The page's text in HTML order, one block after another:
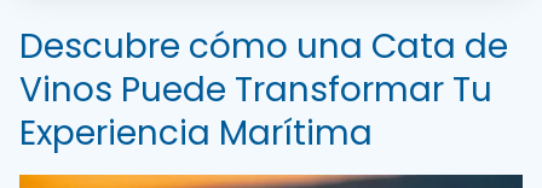
Descubre cómo una Cata de
Vinos Puede Transformar Tu
Experiencia Marítima